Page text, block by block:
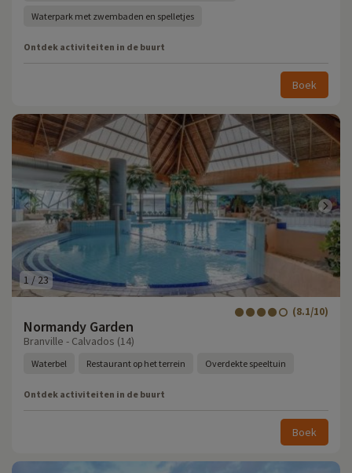
Waterpark met zwembaden en spelletjes
Ontdek activiteiten in de buurt
Boek
1 / 23
Normandy Garden
(8.1/10)
Branville - Calvados (14)
Waterbel Restaurant op het terrein Overdekte speeltuin
Ontdek activiteiten in de buurt
Boek